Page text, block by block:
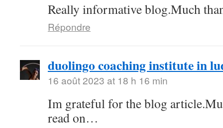
Really informative blog.Much
Répondre
duolingo coaching institute in
16 août 2023 at 18 h 16 min
Im grateful for the blog
read on…